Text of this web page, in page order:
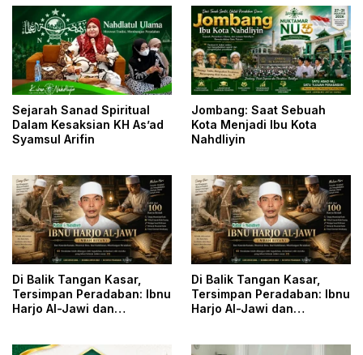
Sejarah Sanad Spiritual
Dalam Kesaksian KH As’ad
Syamsul Arifin
Jombang: Saat Sebuah
Kota Menjadi Ibu Kota
Nahdliyin
Di Balik Tangan Kasar,
Tersimpan Peradaban: Ibnu
Harjo Al-Jawi dan
Di Balik Tangan Kasar,
Tersimpan Peradaban: Ibnu
Harjo Al-Jawi dan